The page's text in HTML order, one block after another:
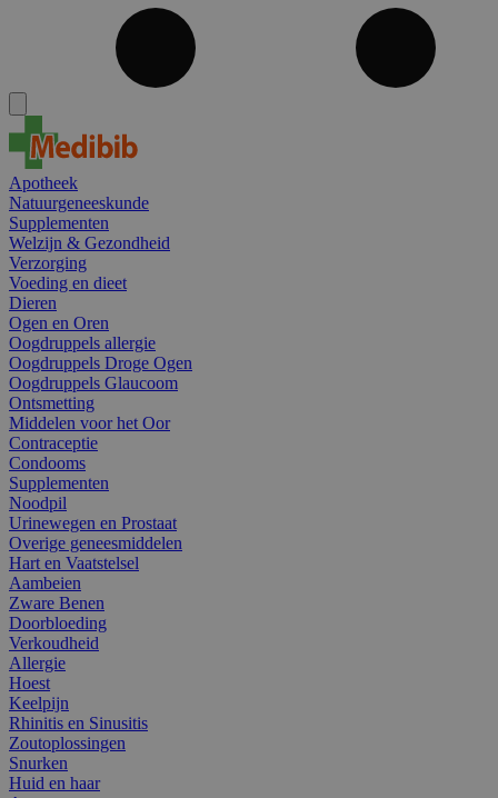
Apotheek
Natuurgeneeskunde
Supplementen
Welzijn & Gezondheid
Verzorging
Voeding en dieet
Dieren
Ogen en Oren
Oogdruppels allergie
Oogdruppels Droge Ogen
Oogdruppels Glaucoom
Ontsmetting
Middelen voor het Oor
Contraceptie
Condooms
Supplementen
Noodpil
Urinewegen en Prostaat
Overige geneesmiddelen
Hart en Vaatstelsel
Aambeien
Zware Benen
Doorbloeding
Verkoudheid
Allergie
Hoest
Keelpijn
Rhinitis en Sinusitis
Zoutoplossingen
Snurken
Huid en haar